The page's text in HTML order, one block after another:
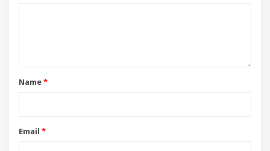
Name*
Email *